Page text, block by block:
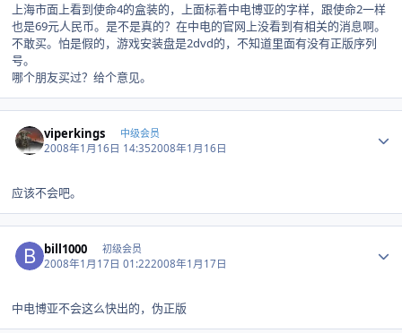
上海市面上看到使命4的盒装的，上面标着中电博亚的字样，跟使命2一样
也是69元人民币。是不是真的？在中电的官网上没看到有相关的消息啊。
不敢买。怕是假的，游戏安装盘是2dvd的，不知道里面有没有正版序列
号。
哪个朋友买过？给个意见。
viperkings 中级会员
2008年1月16日 14:352008年1月16日
应该不会吧。
bill1000 初级会员
2008年1月17日 01:222008年1月17日
中电博亚不会这么快出的，伪正版